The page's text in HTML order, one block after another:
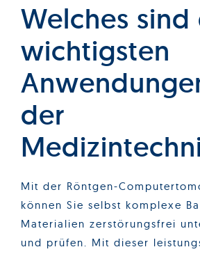
Welches sind
wichtigsten
der
Mit der Röntgen-
können Sie selbst komplexe
Materialien zerstörungsfrei
und prüfen. Mit dieser